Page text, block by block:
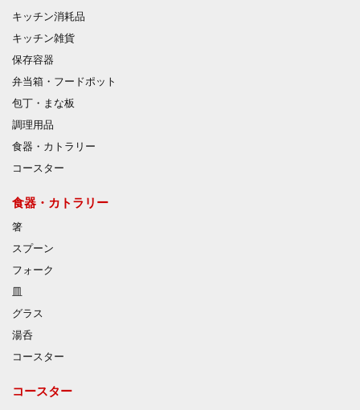
キッチン消耗品
キッチン雑貨
保存容器
弁当箱・フードポット
包丁・まな板
調理用品
食器・カトラリー
コースター
食器・カトラリー
箸
スプーン
フォーク
皿
グラス
湯呑
コースター
コースター